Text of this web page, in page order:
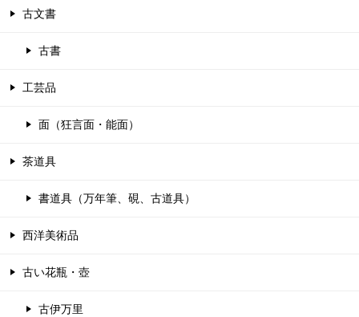
古文書
古書
工芸品
面（狂言面・能面）
茶道具
書道具（万年筆、硯、古道具）
西洋美術品
古い花瓶・壺
古伊万里